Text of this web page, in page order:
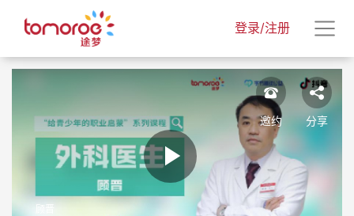
登录/注册
Play
顾晋
邀约 分享